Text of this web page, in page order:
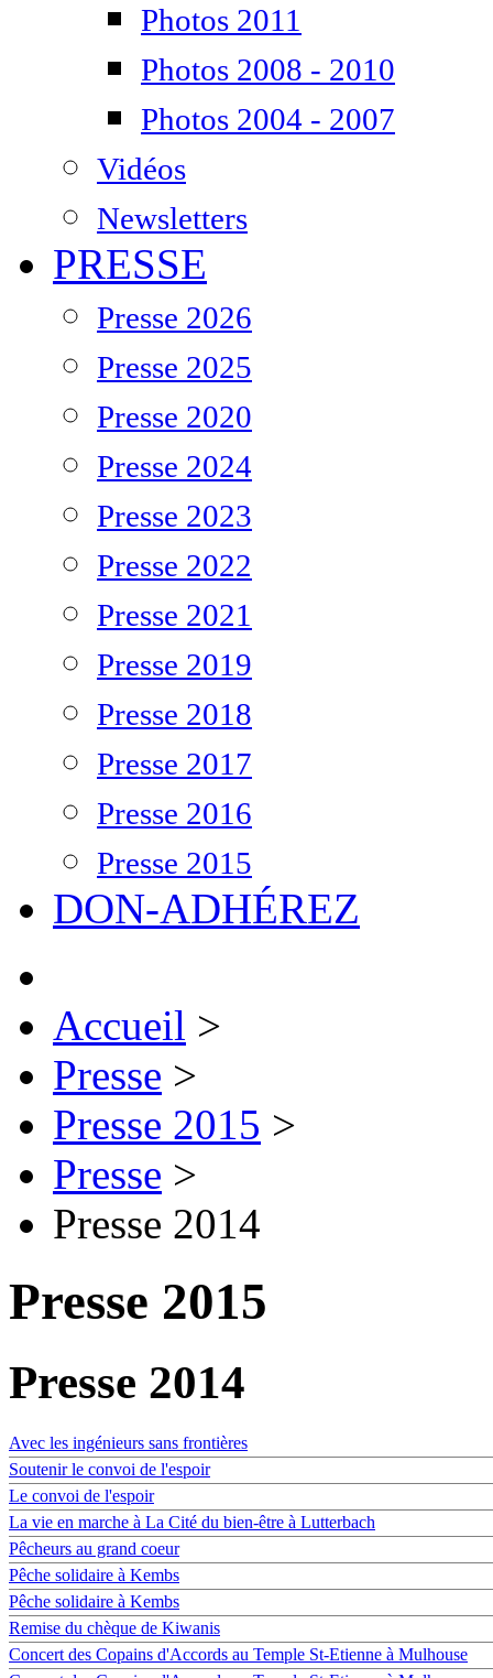
Photos 2011
Photos 2008 - 2010
Photos 2004 - 2007
Vidéos
Newsletters
PRESSE
Presse 2026
Presse 2025
Presse 2020
Presse 2024
Presse 2023
Presse 2022
Presse 2021
Presse 2019
Presse 2018
Presse 2017
Presse 2016
Presse 2015
DON-ADHÉREZ
Accueil >
Presse >
Presse 2015 >
Presse >
Presse 2014
Presse 2015
Presse 2014
Avec les ingénieurs sans frontières
Soutenir le convoi de l'espoir
Le convoi de l'espoir
La vie en marche à La Cité du bien-être à Lutterbach
Pêcheurs au grand coeur
Pêche solidaire à Kembs
Pêche solidaire à Kembs
Remise du chèque de Kiwanis
Concert des Copains d'Accords au Temple St-Etienne à Mulhouse